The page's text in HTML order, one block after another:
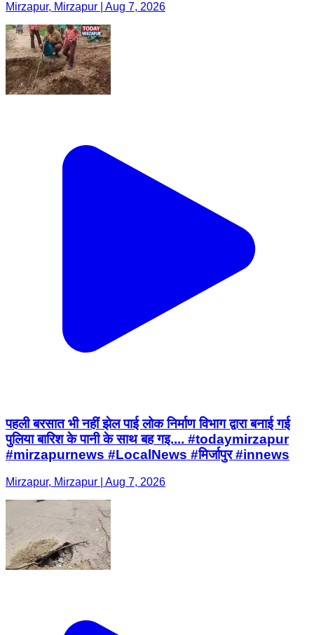
Mirzapur, Mirzapur | Aug 7, 2026
पहली बरसात भी नहीं झेल पाई लोक निर्माण विभाग द्वारा बनाई गई
पुलिया बारिश के पानी के साथ बह गइ.... #todaymirzapur
#mirzapurnews #LocalNews #मिर्जापुर #innews
Mirzapur, Mirzapur | Aug 7, 2026